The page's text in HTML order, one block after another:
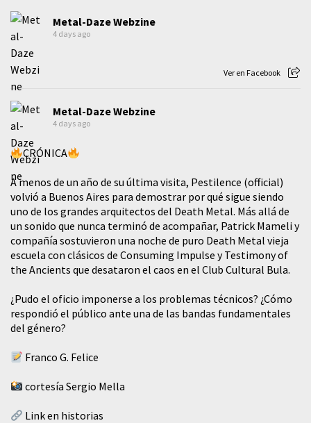
Metal-Daze Webzine
4 days ago
Ver en Facebook
Metal-Daze Webzine
4 days ago
CRÓNICA
A menos de un año de su última visita, Pestilence (official)
volvió a Buenos Aires para demostrar por qué sigue siendo
uno de los grandes arquitectos del Death Metal. Más allá de
un sonido que nunca terminó de acompañar, Patrick Mameli y
compañía sostuvieron una noche de puro Death Metal vieja
escuela con clásicos de Consuming Impulse y Testimony of
the Ancients que desataron el caos en el Club Cultural Bula.
¿Pudo el oficio imponerse a los problemas técnicos? ¿Cómo
respondió el público ante una de las bandas fundamentales
del género?
Franco G. Felice
cortesía Sergio Mella
Link en historias